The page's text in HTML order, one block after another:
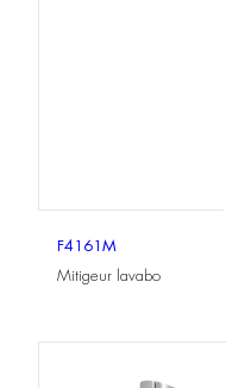
F4161M
Mitigeur lavabo